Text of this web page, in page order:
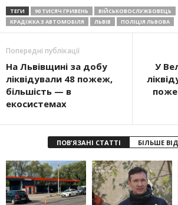
ТЕГИ 90 ТИСЯЧ ГРИВЕНЬ
ВІЙСЬКОВОСЛУЖБОВЕЦЬ
КРАДІЖКА З АВТОМОБІЛЯ
ЛЬВІВ ПОЛІЦІЯ ЛЬВОВА
Попередні публікації
На Львівщині за добу
ліквідували 48 пожеж,
більшість — в
екосистемах
У
ПОВ'ЯЗАНІ СТАТТІ БІЛЬШЕ